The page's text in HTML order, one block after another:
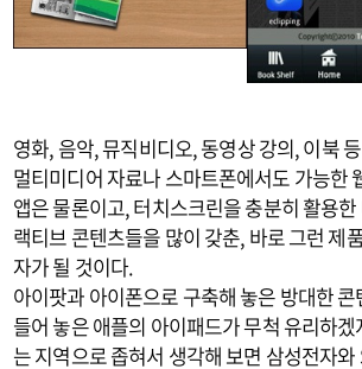
영화, 음악, 뮤직비디오, 동영상 강의, 이북
멀티미디어 자료나 스마트폰에서도 가능한
앱은 물론이고, 터치스크린을 충분히 활용
랙티브 콘텐츠들을 많이 갖춘, 바로 그런 제
자가 될 것이다.
아이팟과 아이폰으로 구축해 놓은 방대한
들어 놓은 애플의 아이패드가 무척 유리하
는 지역으로 좁혀서 생각해 보면 삼성전자